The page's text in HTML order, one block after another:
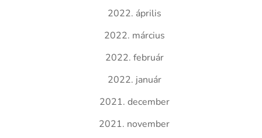
2022. április
2022. március
2022. február
2022. január
2021. december
2021. november